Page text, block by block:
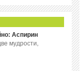
Аспирин
мудрости,